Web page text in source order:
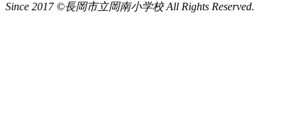
Since 2017 ©長岡市立岡南小学校 All Rights Reserved.